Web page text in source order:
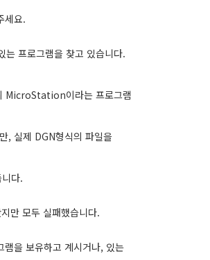
세요.
는 프로그램을 찾고 있습니다.
MicroStation이라는 프로그램
, 실제 DGN형식의 파일을
다.
만 모두 실패했습니다.
을 보유하고 계시거나, 있는